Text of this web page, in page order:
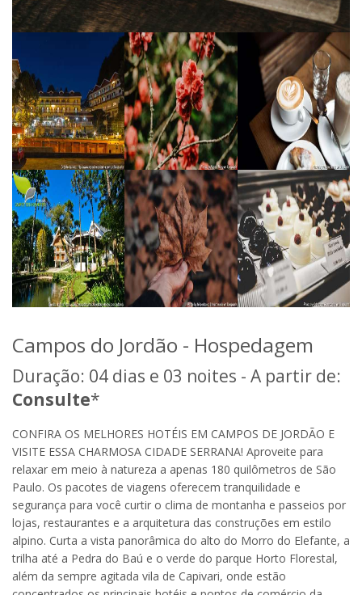
Campos do Jordão - Hospedagem
Duração: 04 dias e 03 noites - A partir de:
Consulte*
CONFIRA OS MELHORES HOTÉIS EM CAMPOS DE JORDÃO E
VISITE ESSA CHARMOSA CIDADE SERRANA! Aproveite para
relaxar em meio à natureza a apenas 180 quilômetros de São
Paulo. Os pacotes de viagens oferecem tranquilidade e
segurança para você curtir o clima de montanha e passeios por
lojas, restaurantes e a arquitetura das construções em estilo
alpino. Curta a vista panorâmica do alto do Morro do Elefante, a
trilha até a Pedra do Baú e o verde do parque Horto Florestal,
além da sempre agitada vila de Capivari, onde estão